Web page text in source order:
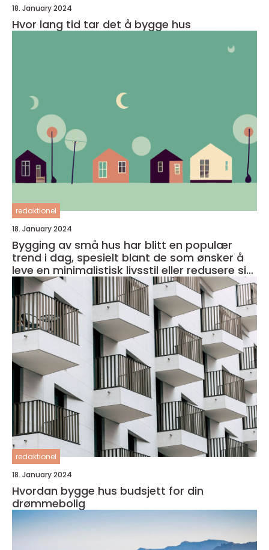
18. January 2024
Hvor lang tid tar det å bygge hus
redaktionel
18. January 2024
Bygging av små hus har blitt en populær
trend i dag, spesielt blant de som ønsker å
leve en minimalistisk livsstil eller redusere sitt
fotavtrykk på miljøet
redaktionel
18. January 2024
Hvordan bygge hus budsjett for din
drømmebolig